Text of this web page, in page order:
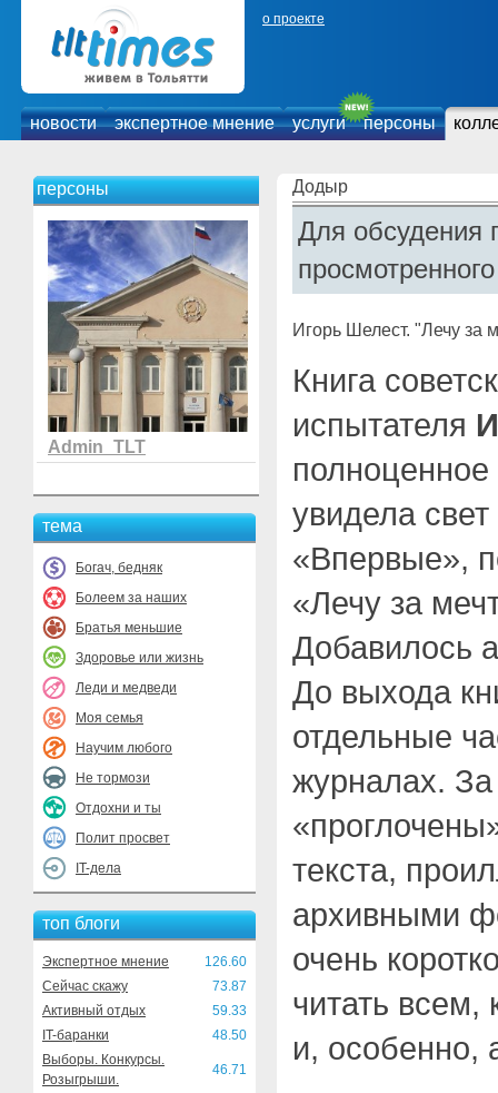
о проекте
новости экспертное мнение услуги персоны
персоны
Admin_TLT
тема
Богач, бедняк
Болеем за наших
Братья меньшие
Здоровье или жизнь
Леди и медведи
Моя семья
Научим любого
Не тормози
Отдохни и ты
Полит просвет
IT-дела
топ блоги
Экспертное мнение
126.60
Сейчас скажу
73.87
Активный отдых
59.33
IT-баранки
48.50
Выборы. Конкурсы.
Розыгрыши.
46.71
Додыр
Для обсудения
просмотренного
Игорь Шелест. "Лечу за
Книга
испытателя
увидела свет
«Впервые»,
«Лечу за
Добавилось
До выхода
отдельные
журналах.
текста,
архивными
очень
читать всем,
и, особенно,